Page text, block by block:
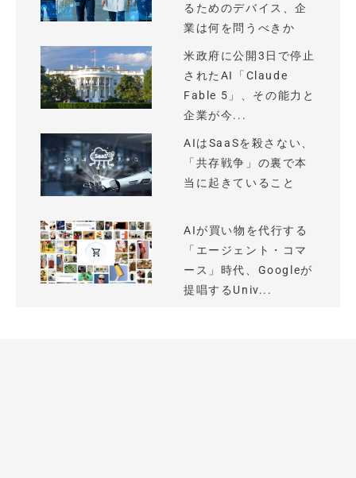
るためのデバイス、企
業は何を問うべきか
米政府に公開3日で停止
されたAI「Claude
Fable 5」、その能力と
企業が今...
AIはSaaSを殺さない、
「共存戦争」の裏で本
当に起きていること
AIが買い物を代行する
「エージェント・コマ
ース」時代、Googleが
提唱するUniv...